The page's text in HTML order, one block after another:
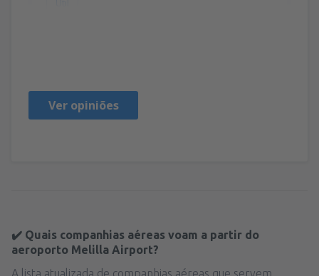
Ver opiniões
✔️ Quais companhias aéreas voam a partir do
aeroporto Melilla Airport?
A lista atualizada de companhias aéreas que servem